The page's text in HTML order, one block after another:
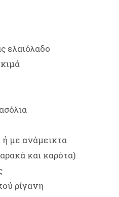
ελαιόλαδο
με ανάμεικτα
και καρότα)
ρίγανη